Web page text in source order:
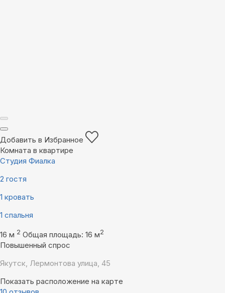
Добавить в Избранное
Комната в квартире
Студия Фиалка
2 гостя
1 кровать
1 спальня
16 м 2 Общая площадь: 16 м2
Повышенный спрос
Якутск, Лермонтова улица, 45
Показать расположение на карте